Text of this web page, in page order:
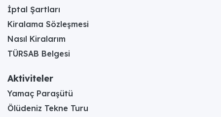
İptal Şartları
Kiralama Sözleşmesi
Nasıl Kiralarım
TÜRSAB Belgesi
Aktiviteler
Yamaç Paraşütü
Ölüdeniz Tekne Turu